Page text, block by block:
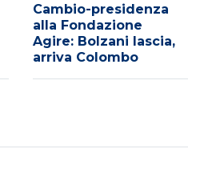
Cambio-presidenza
alla Fondazione
Agire: Bolzani lascia,
arriva Colombo